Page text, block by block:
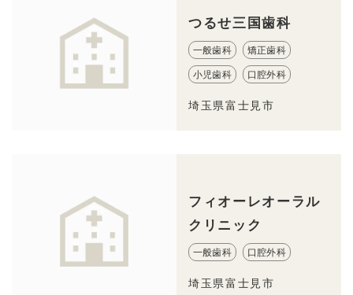
つるせ三国歯科
一般歯科 矯正歯科
小児歯科 口腔外科
埼玉県富士見市
フィオーレオーラル
クリニック
一般歯科 口腔外科
埼玉県富士見市